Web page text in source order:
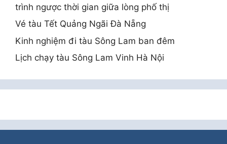
trình ngược thời gian giữa lòng phố thị
Vé tàu Tết Quảng Ngãi Đà Nẵng
Kinh nghiệm đi tàu Sông Lam ban đêm
Lịch chạy tàu Sông Lam Vinh Hà Nội